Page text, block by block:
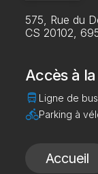
575, Rue du
CS 20102,
Accès à
directions_bus Ligne de
directions_bikeParking à
Accueil